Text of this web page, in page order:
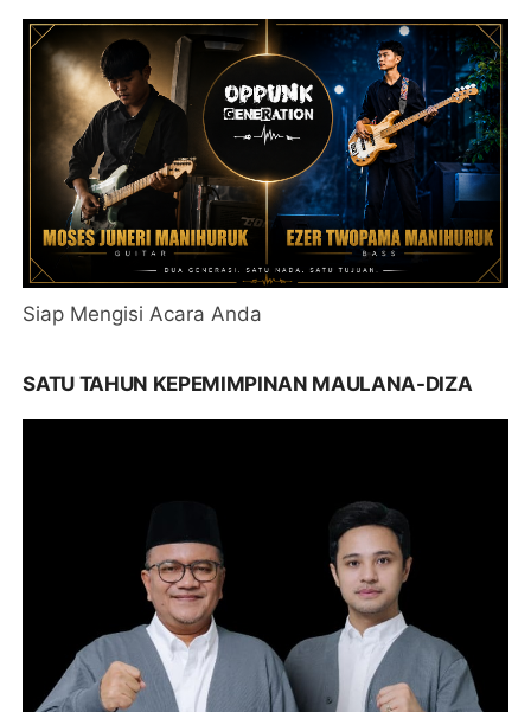
Siap Mengisi Acara Anda
SATU TAHUN KEPEMIMPINAN MAULANA-DIZA